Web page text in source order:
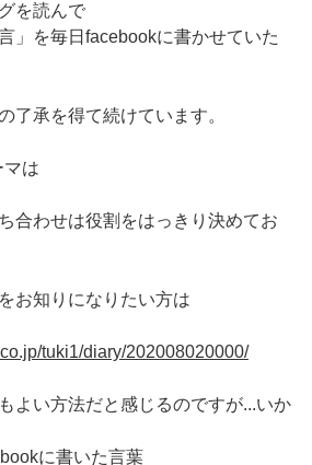
を読んで
」を毎日facebookに書かせていた
了承を得て続けています。
マは
合わせは役割をはっきり決めてお
お知りになりたい方は
tuki1/diary/202008020000/
よい方法だと感じるのですが...いか
に書いた言葉